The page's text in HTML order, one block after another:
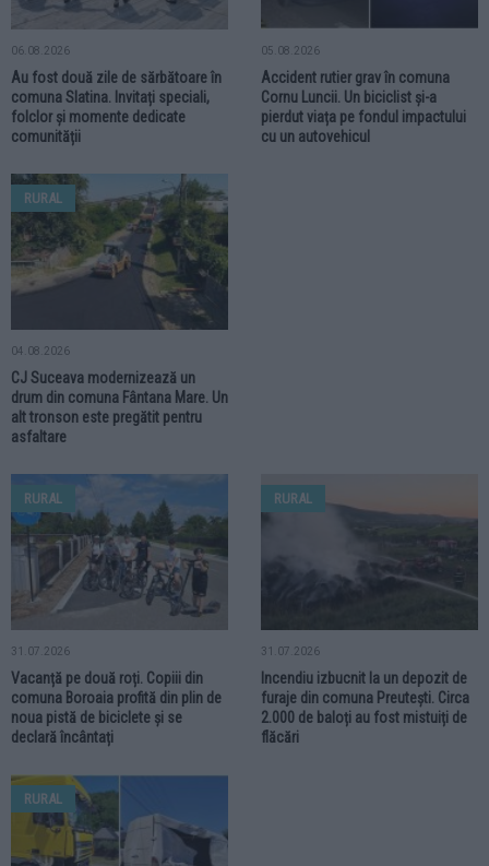
06.08.2026
Au fost două zile de sărbătoare în
comuna Slatina. Invitați speciali,
folclor și momente dedicate
comunității
05.08.2026
Accident rutier grav în comuna
Cornu Luncii. Un biciclist și-a
pierdut viața pe fondul impactului
cu un autovehicul
RURAL
04.08.2026
CJ Suceava modernizează un
drum din comuna Fântana Mare. Un
alt tronson este pregătit pentru
asfaltare
RURAL
31.07.2026
Vacanță pe două roți. Copiii din
comuna Boroaia profită din plin de
noua pistă de biciclete și se
declară încântați
RURAL
31.07.2026
Incendiu izbucnit la un depozit de
furaje din comuna Preutești. Circa
2.000 de baloți au fost mistuiți de
flăcări
RURAL